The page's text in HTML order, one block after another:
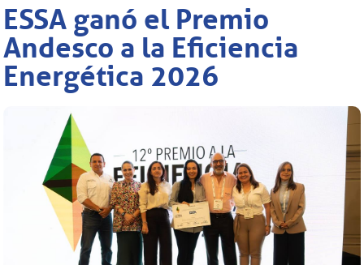
ESSA ganó el Premio
Andesco a la Eficiencia
Energética 2026